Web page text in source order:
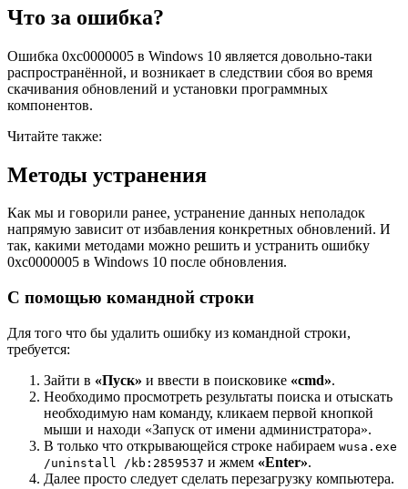
Что за ошибка?
Ошибка 0xc0000005 в Windows 10 является довольно-таки
распространённой, и возникает в следствии сбоя во время
скачивания обновлений и установки программных
компонентов.
Читайте также:
Методы устранения
Как мы и говорили ранее, устранение данных неполадок
напрямую зависит от избавления конкретных обновлений. И
так, какими методами можно решить и устранить ошибку
0xc0000005 в Windows 10 после обновления.
С помощью командной строки
Для того что бы удалить ошибку из командной строки,
требуется:
Зайти в «Пуск» и ввести в поисковике «cmd».
Необходимо просмотреть результаты поиска и отыскать
необходимую нам команду, кликаем первой кнопкой
мыши и находи «Запуск от имени администратора».
В только что открывающейся строке набираем wusa.exe
/uninstall /kb:2859537 и жмем «Enter».
Далее просто следует сделать перезагрузку компьютера.